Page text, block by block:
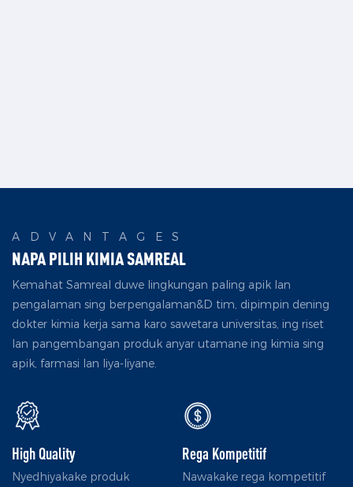
ADVANTAGES
NAPA PILIH KIMIA SAMREAL
Kemahat Samreal duwe lingkungan paling apik lan
pengalaman sing berpengalaman&D tim, dipimpin dening
dokter kimia kerja sama karo sawetara universitas, ing riset
lan pangembangan produk anyar utamane ing kimia sing
apik, farmasi lan liya-liyane.
High Quality
Nyedhiyakake produk
Rega Kompetitif
Nawakake rega kompetitif